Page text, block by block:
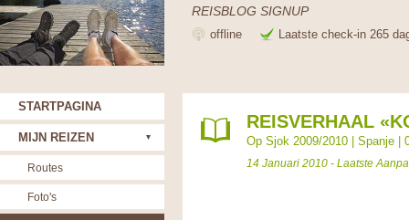
REISBLOG SIGNUP
offline Laatste check-in 265
REISVERHAAL
Op Sjok 2009/2010 Spanje
14 Januari 2010 - Laatste
STARTPAGINA
MIJN REIZEN
Routes
Foto's